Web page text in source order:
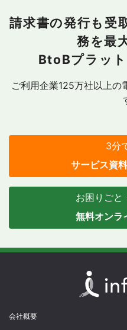
請求書の発行も受
務を最
BtoBプラッ
ご利用企業125万社以上の
3分
サービス資
お困りごと
無料オンラ
会社概要